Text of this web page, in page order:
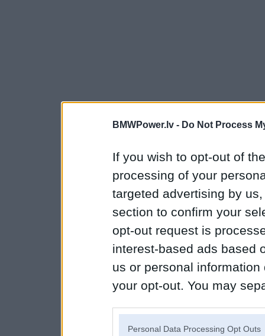
BMWPower.lv - Do Not Process
If you wish to opt-out of
processing of your
targeted advertising by
section to confirm your
opt-out request is
interest-based ads based
us or personal
your opt-out. You may
Personal Data Processing Opt Outs